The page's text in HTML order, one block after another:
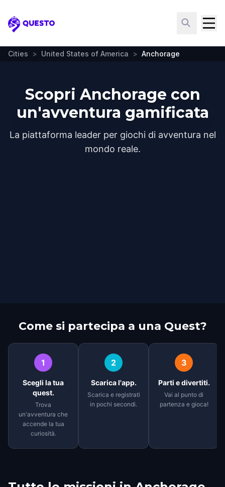
Questo
Cities > United States of America > Anchorage
Scopri Anchorage con
un'avventura gamificata
La piattaforma leader per giochi di avventura nel
mondo reale.
Come si partecipa a una Quest?
1
Scegli la tua
quest.
Trova
un'avventura che
accende la tua
curiosità.
2
Scarica l'app.
Scarica e registrati
in pochi secondi.
3
Parti e divertiti.
Vai al punto di
partenza e gioca!